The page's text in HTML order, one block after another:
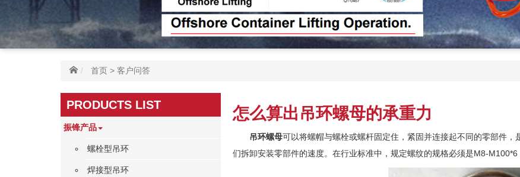
首页 > 客户问答
PRODUCTS LIST
振锋产品
螺栓型吊环
焊接型吊环
怎么算出吊环螺母的承重力
吊环螺母可以将螺帽与螺栓或螺杆固定住，紧固并连接起不同的零部件
们拆卸安装零部件的速度。在行业标准中，规定螺纹的规格必须是M8-M100*6